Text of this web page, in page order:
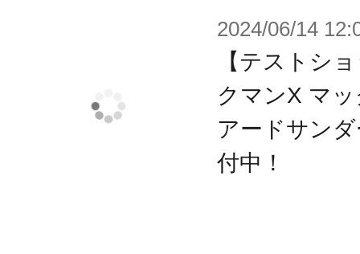
・顔パーツの差し替えにより、3種
・バスターは差し替えにより左右選
・ハンドパーツは付属のハンドパー
・背部の3ｍｍ穴ジョイントにより
ライングベース］［ニューフライン
2024/06/14
【テストシ
クマンX マ
アードサン
付中！